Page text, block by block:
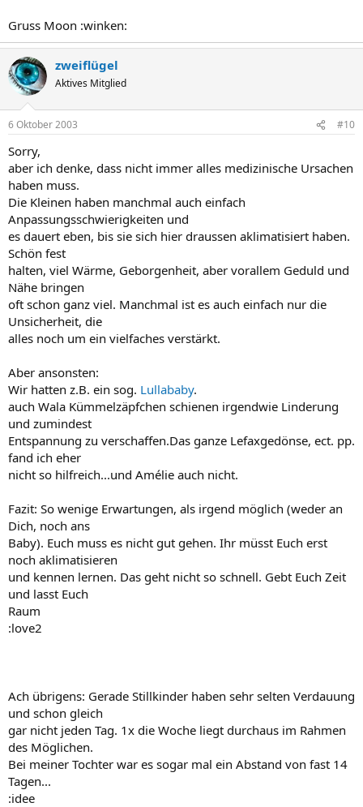
Gruss Moon :winken:
zweiflügel
Aktives Mitglied
6 Oktober 2003 #10
Sorry,
aber ich denke, dass nicht immer alles medizinische Ursachen
haben muss.
Die Kleinen haben manchmal auch einfach
Anpassungsschwierigkeiten und
es dauert eben, bis sie sich hier draussen aklimatisiert haben.
Schön fest
halten, viel Wärme, Geborgenheit, aber vorallem Geduld und
Nähe bringen
oft schon ganz viel. Manchmal ist es auch einfach nur die
Unsicherheit, die
alles noch um ein vielfaches verstärkt.
Aber ansonsten:
Wir hatten z.B. ein sog. Lullababy.
auch Wala Kümmelzäpfchen schienen irgendwie Linderung
und zumindest
Entspannung zu verschaffen.Das ganze Lefaxgedönse, ect. pp.
fand ich eher
nicht so hilfreich...und Amélie auch nicht.
Fazit: So wenige Erwartungen, als irgend möglich (weder an
Dich, noch ans
Baby). Euch muss es nicht gut gehen. Ihr müsst Euch erst
noch aklimatisieren
und kennen lernen. Das geht nicht so schnell. Gebt Euch Zeit
und lasst Euch
Raum
:love2
Ach übrigens: Gerade Stillkinder haben sehr selten Verdauung
und schon gleich
gar nicht jeden Tag. 1x die Woche liegt durchaus im Rahmen
des Möglichen.
Bei meiner Tochter war es sogar mal ein Abstand von fast 14
Tagen...
:idee